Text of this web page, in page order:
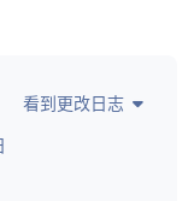
看到更改日志